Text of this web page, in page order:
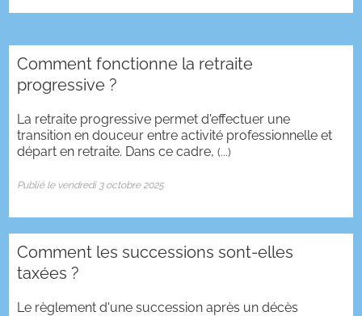
Comment fonctionne la retraite
progressive ?
La retraite progressive permet d'effectuer une
transition en douceur entre activité professionnelle et
départ en retraite. Dans ce cadre, (...)
Publié le vendredi 3 octobre 2025
Comment les successions sont-elles
taxées ?
Le règlement d'une succession après un décès